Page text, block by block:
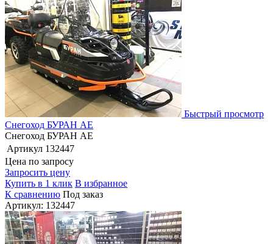
Быстрый просмотр
Снегоход БУРАН АЕ
Снегоход БУРАН АЕ
Артикул 132447
Цена по запросу
Запросить цену
Купить в 1 клик В избранное
К сравнению Под заказ
Артикул: 132447